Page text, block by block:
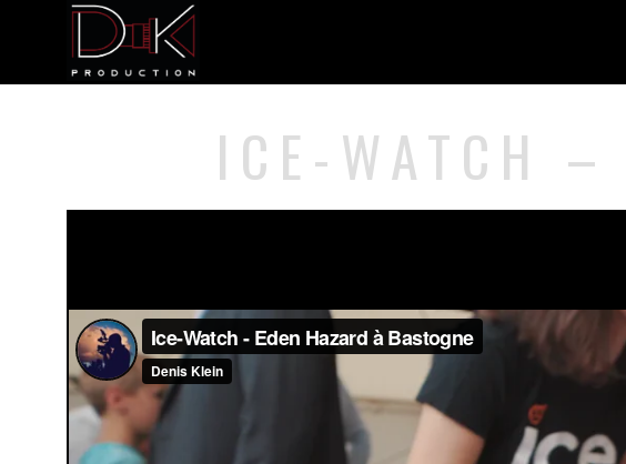
ICE-WATCH –